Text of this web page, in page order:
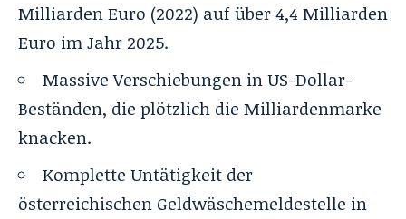
Milliarden Euro (2022) auf über 4,4 Milliarden
Euro im Jahr 2025.
Massive Verschiebungen in US-Dollar-
Beständen, die plötzlich die Milliardenmarke
knacken.
Komplette Untätigkeit der
österreichischen Geldwäschemeldestelle in